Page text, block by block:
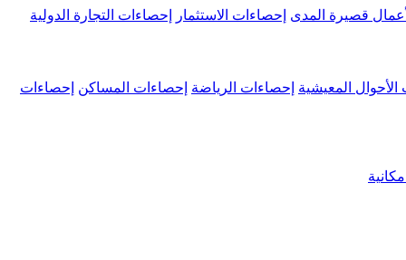
قصيرة المدى إحصاءات الاستثمار إحصاءات التجارة الدولية
الأحوال المعيشية إحصاءات الرياضة إحصاءات المساكن إحصاءات